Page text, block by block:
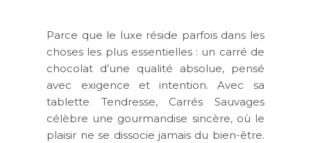
Parce que le luxe réside parfois dans les
choses les plus essentielles : un carré de
chocolat d’une qualité absolue, pensé
avec exigence et intention. Avec sa
tablette Tendresse, Carrés Sauvages
célèbre une gourmandise sincère, où le
plaisir ne se dissocie jamais du bien-être.